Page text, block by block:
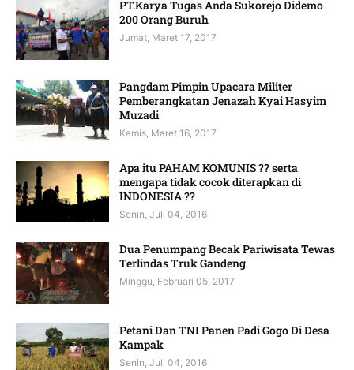
PT.Karya Tugas Anda Sukorejo Didemo
200 Orang Buruh
Jumat, Maret 17, 2017
Pangdam Pimpin Upacara Militer
Pemberangkatan Jenazah Kyai Hasyim
Muzadi
Kamis, Maret 16, 2017
Apa itu PAHAM KOMUNIS ?? serta
mengapa tidak cocok diterapkan di
INDONESIA ??
Senin, Juli 04, 2016
Dua Penumpang Becak Pariwisata Tewas
Terlindas Truk Gandeng
Minggu, Februari 05, 2017
Petani Dan TNI Panen Padi Gogo Di Desa
Kampak
Senin, Juli 04, 2016